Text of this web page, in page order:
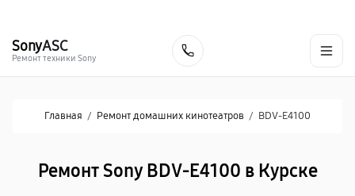
SonyASC
Ремонт техники Sony
Главная / Ремонт домашних кинотеатров / BDV-E4100
Ремонт Sony BDV-E4100 в Курске